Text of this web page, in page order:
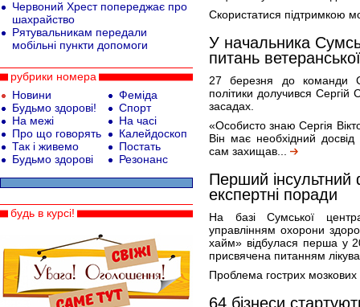
Скористатися підтримкою
У начальника
питань
27 березня до команди
політики долучився
засадах.
«Особисто знаю Сергія
Він має необхідний
сам захищав...
Перший інсультний
експертні поради
На базі Сумської
управлінням охорони
хайм» відбулася перша у
присвячена питанням
Проблема гострих мозкових
64 бізнеси
Червоний Хрест попереджає про
шахрайство
Рятувальникам передали
мобільні пункти допомоги
рубрики номера
Новини
Будьмо здорові!
На межі
Про що говорять
Так і живемо
Будьмо здорові
Феміда
Спорт
На часі
Калейдоскоп
Постать
Резонанс
будь в курсі!